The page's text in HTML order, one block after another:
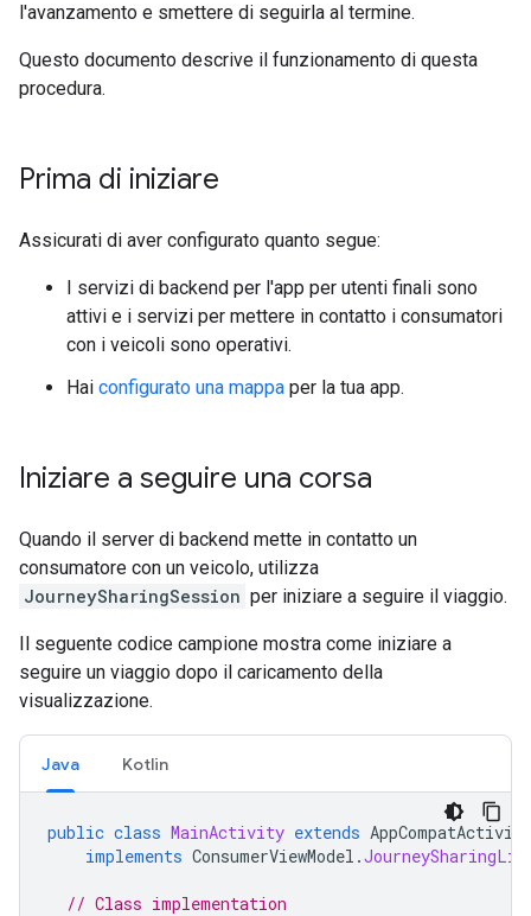
l'avanzamento e smettere di seguirla al termine.
Questo documento descrive il funzionamento di questa
procedura.
Prima di iniziare
Assicurati di aver configurato quanto segue:
I servizi di backend per l'app per utenti finali sono
attivi e i servizi per mettere in contatto i consumatori
con i veicoli sono operativi.
Hai configurato una mappa per la tua app.
Iniziare a seguire una corsa
Quando il server di backend mette in contatto un
consumatore con un veicolo, utilizza
JourneySharingSession per iniziare a seguire il viaggio.
Il seguente codice campione mostra come iniziare a
seguire un viaggio dopo il caricamento della
visualizzazione.
Java Kotlin
public class MainActivity extends AppCompatActivity
implements ConsumerViewModel .
// Class implementation